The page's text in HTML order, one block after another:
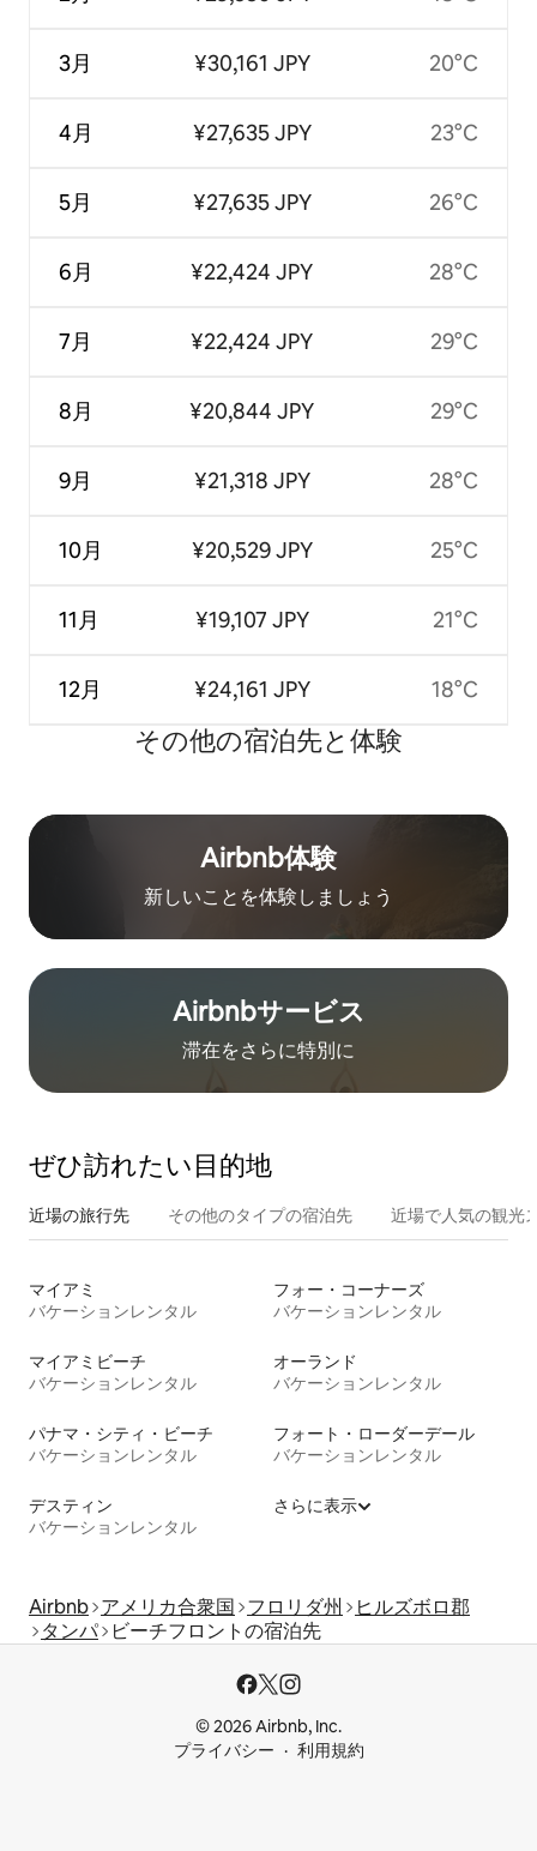
3月
4月
5月
6月
7月
8月
9月
10月
11月
12月
¥30,161 JPY
¥27,635 JPY
¥27,635 JPY
¥22,424 JPY
¥22,424 JPY
¥20,844 JPY
¥21,318 JPY
¥20,529 JPY
¥19,107 JPY
¥24,161 JPY
20°C
23°C
26°C
28°C
29°C
29°C
28°C
25°C
21°C
18°C
その他の宿⁠泊⁠先と体⁠験
Airbnb体験
新しいことを体験しましょう
Airbnb⁠サ⁠ー⁠ビ⁠ス
滞在をさ⁠ら⁠に特⁠別⁠に
ぜひ訪⁠れ⁠た⁠い目⁠的⁠地
近場の旅行先 その他のタ⁠イ⁠プ⁠の宿⁠泊⁠先 近場で人気の観光
マイアミ
バケーションレンタル
フォー・コーナーズ
バケーションレンタル
マイアミビーチ
バケーションレンタル
オーランド
バケーションレンタル
パナマ・シティ・ビーチ
バケーションレンタル
フォート・ローダーデール
バケーションレンタル
デスティン
バケーションレンタル
さらに表示
Airbnb アメリカ合衆国 フロリダ州
ヒルズボロ郡
タンパ
ビーチフロントの宿泊先
© 2026 Airbnb, Inc.
プライバシー
利用規約